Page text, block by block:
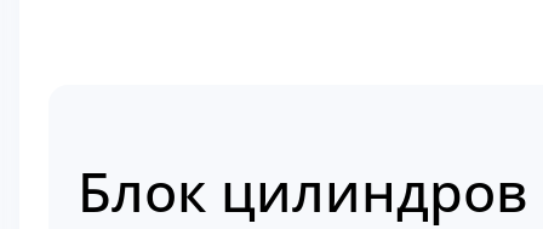
Блок цилиндров